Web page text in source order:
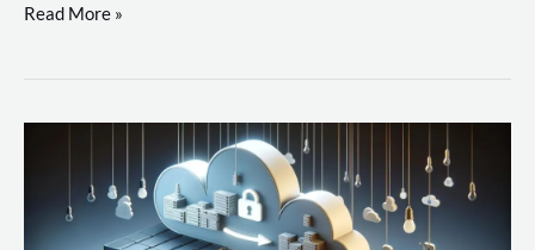
Utilizando
Soluções
AWS
Read More »